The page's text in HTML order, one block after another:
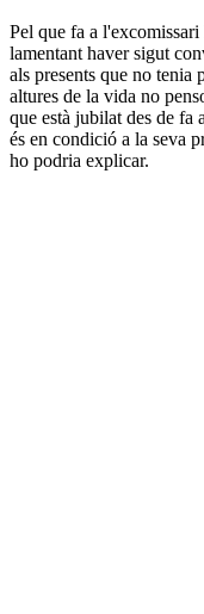
Pel que fa a
lamentant haver sigut
als presents que no
altures de la vida no
que està jubilat des de fa
és en condició a la seva
ho podria explicar.